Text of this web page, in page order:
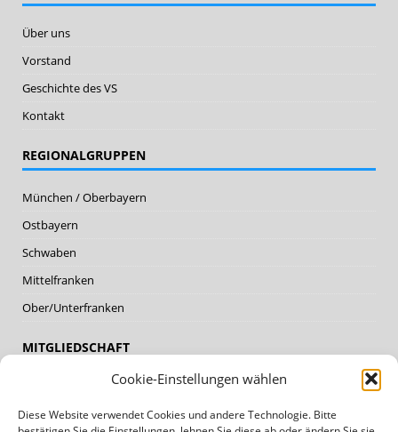
Cookie-Einstellungen wählen
Diese Website verwendet Cookies und andere Technologie. Bitte
Über uns
Vorstand
Geschichte des VS
Kontakt
REGIONALGRUPPEN
München / Oberbayern
Ostbayern
Schwaben
Mittelfranken
Ober/Unterfranken
MITGLIEDSCHAFT
Mitglied werden